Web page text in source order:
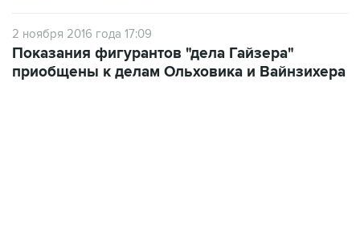
2 ноября 2016 года 17:09
Показания фигурантов "дела Гайзера"
приобщены к делам Ольховика и Вайнзихера